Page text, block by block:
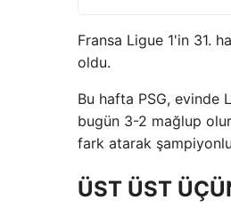
Fransa Ligue 1'in 31.
oldu.
Bu hafta PSG, evinde
bugün 3-2 mağlup
fark atarak
ÜST ÜST